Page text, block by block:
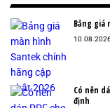
Bảng giá
Có nên
định